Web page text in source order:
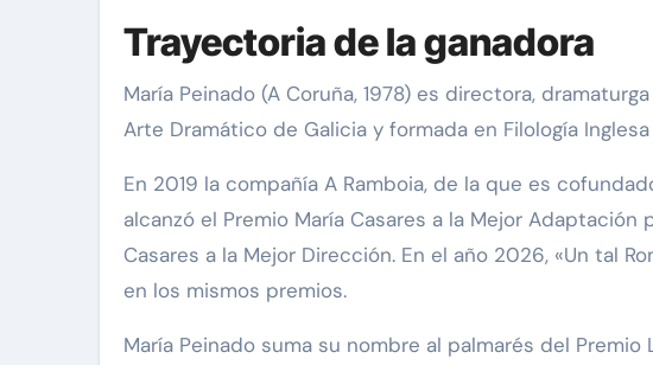
Trayectoria de la ganadora
María Peinado (A Coruña, 1978) es directora,
Arte Dramático de Galicia y formada en Filología
En 2019 la compañía A Ramboia, de la que es
alcanzó el Premio María Casares a la Mejor
Casares a la Mejor Dirección. En el año 2026, «Un tal
en los mismos premios.
María Peinado suma su nombre al palmarés del